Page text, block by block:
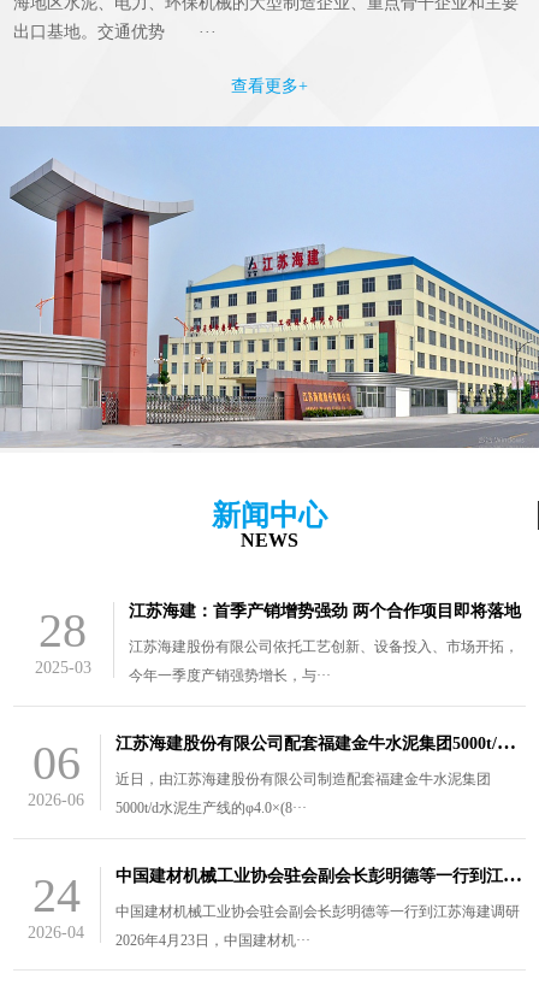
出口基地。交通优势 ···
查看更多+
新闻中心
NEWS
28
2025-03
江苏海建：首季产销增势强劲 两个合作项目即将落地
江苏海建股份有限公司依托工艺创新、设备投入、市场开拓，
今年一季度产销强势增长，与···
06
2026-06
江
苏海建股份有限公司配套福建金牛水泥集团5000t/d水泥生产线的￠4.0×（8.5+3）m风扫煤磨装车发货
近日，由江苏海建股份有限公司制造配套福建金牛水泥集团
5000t/d水泥生产线的φ4.0×(8···
24
2026-04
中
国建材机械工业协会驻会副会长彭明德等一行到江苏海建调研
中国建材机械工业协会驻会副会长彭明德等一行到江苏海建调研
2026年4月23日，中国建材机···